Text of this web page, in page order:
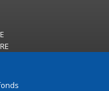
incendies de forêt